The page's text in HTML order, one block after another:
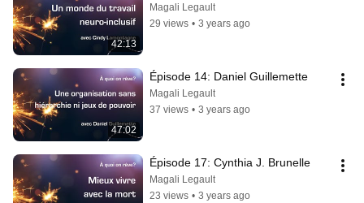
42:13
Magali Legault
29 views • 3 years ago
47:02
Épisode 14: Daniel Guillemette
Magali Legault
37 views • 3 years ago
Épisode 17: Cynthia J. Brunelle
Magali Legault
23 views • 3 years ago